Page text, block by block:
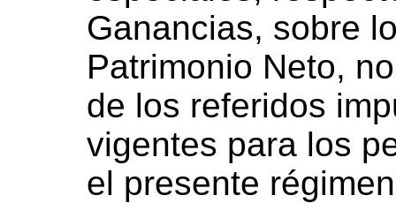
Ganancias, sobre
Patrimonio Neto,
de los referidos
vigentes para los
el presente